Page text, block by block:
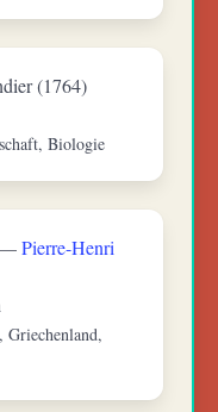
(1764)
Biologie
Pierre-Henri
Griechenland,